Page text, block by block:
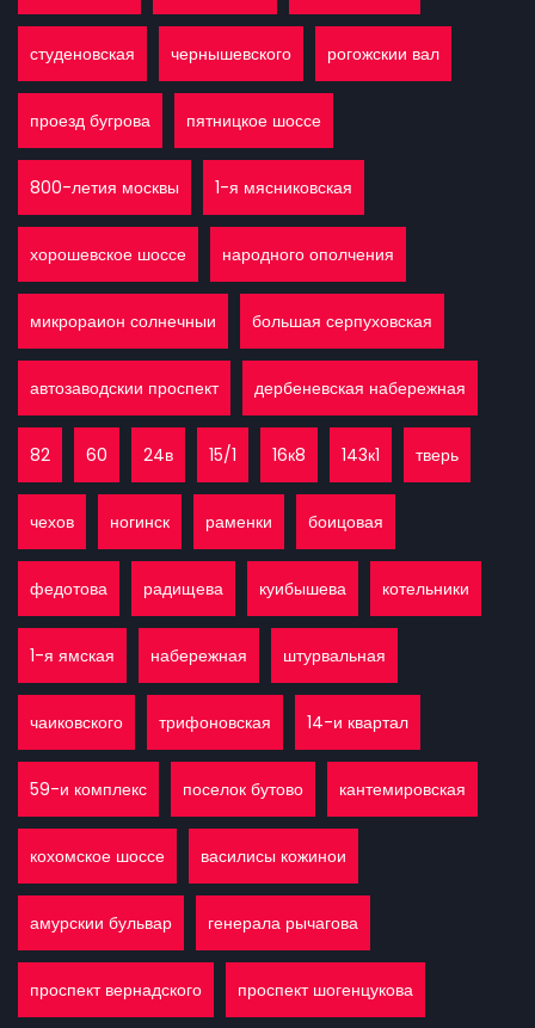
студеновская чернышевского рогожскии вал
проезд бугрова пятницкое шоссе
800-летия москвы 1-я мясниковская
хорошевское шоссе народного ополчения
микрораион солнечныи большая серпуховская
автозаводскии проспект дербеневская набережная
82 60 24в 15/1 16к8 143к1 тверь
чехов ногинск раменки боицовая
федотова радищева куибышева котельники
1-я ямская набережная штурвальная
чаиковского трифоновская 14-и квартал
59-и комплекс поселок бутово кантемировская
кохомское шоссе василисы кожинои
амурскии бульвар генерала рычагова
проспект вернадского проспект шогенцукова